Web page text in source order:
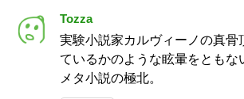
Tozza
実験小説家カルヴィーノの真骨
ているかのような眩暈をともな
メタ小説の極北。